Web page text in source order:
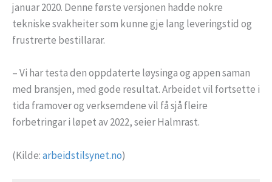
januar 2020. Denne første versjonen hadde nokre
tekniske svakheiter som kunne gje lang leveringstid og
frustrerte bestillarar.
– Vi har testa den oppdaterte løysinga og appen saman
med bransjen, med gode resultat. Arbeidet vil fortsette i
tida framover og verksemdene vil få sjå fleire
forbetringar i løpet av 2022, seier Halmrast.
(Kilde:arbeidstilsynet.no)